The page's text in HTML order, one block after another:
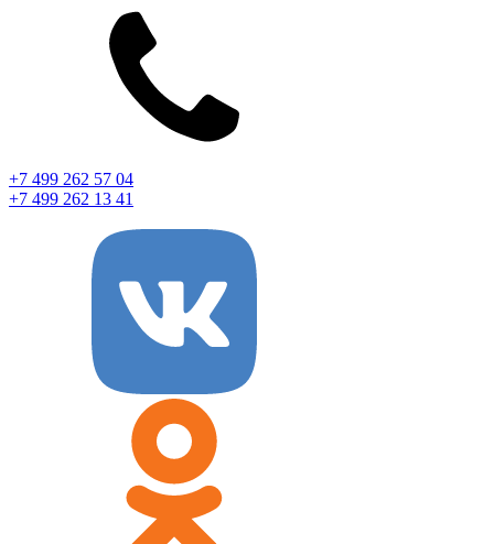
+7 499 262 57 04
+7 499 262 13 41